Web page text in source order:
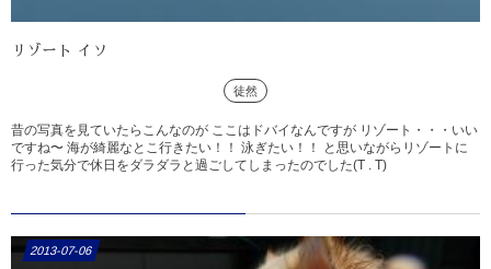
リゾート イソ
徒然
昔の写真を見ていたらこんなのが ここはドバイなんですが リゾート・・・いい
ですね〜 海が綺麗なとこ行きたい！！ 泳ぎたい！！ と思いながらリゾートに
行った気分で休日をダラダラと過ごしてしまったのでした(T . T)
2013-07-06